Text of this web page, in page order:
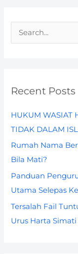
c
r
:
Recent Posts
HUKUM WASIAT
TIDAK DALAM
Rumah Nama
Bila Mati?
Panduan
Utama Selepas
Tersalah Fail
Urus Harta Simati